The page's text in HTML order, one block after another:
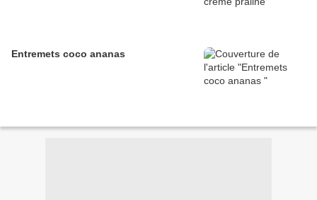
Entremets coco ananas